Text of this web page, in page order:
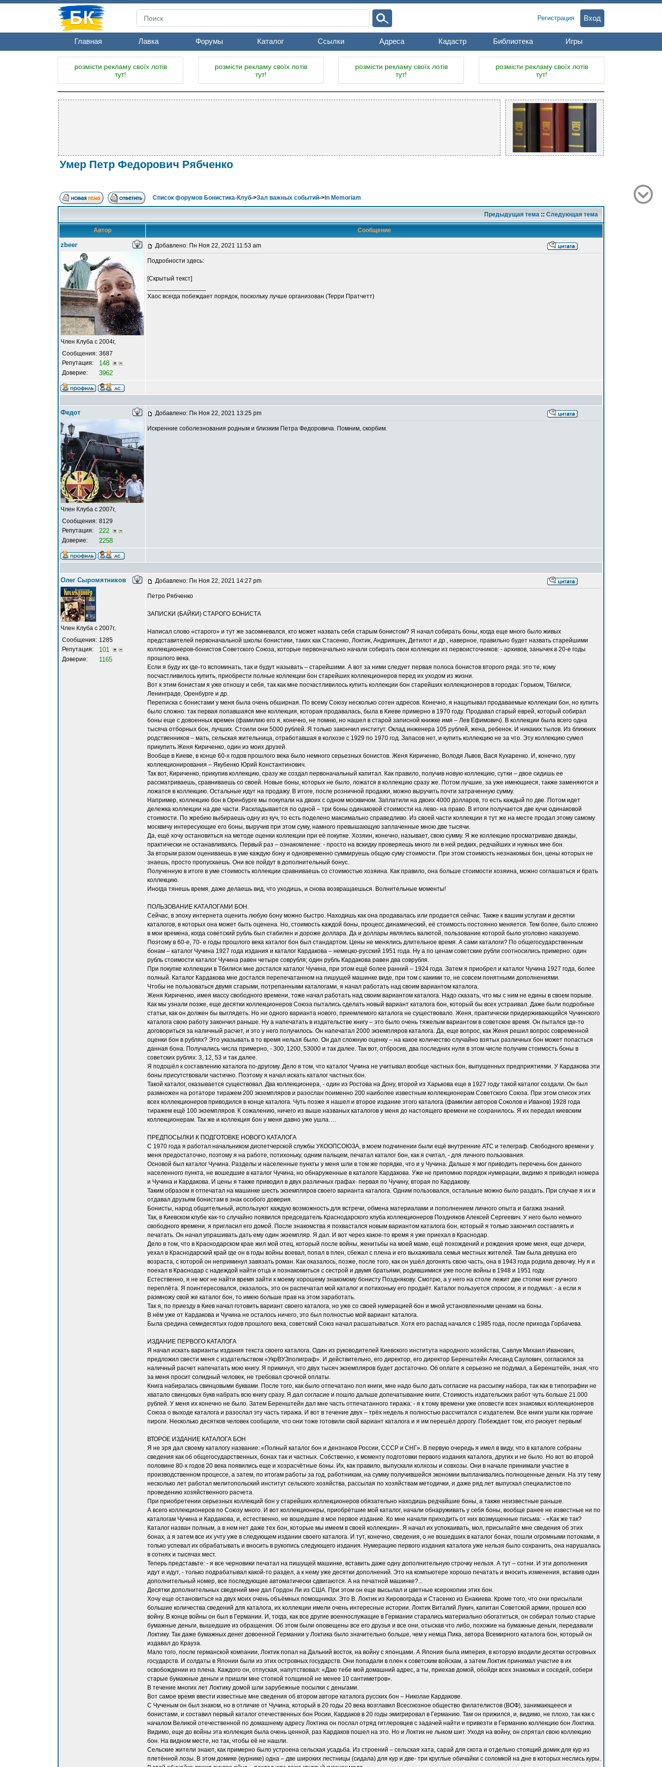
Регистрация Вход
Главная Лавка Форумы Каталог Ссылки Адреса Кадастр Библиотека Игры
розмісти рекламу своїх лотів
тут!
розмісти рекламу своїх лотів
тут!
розмісти рекламу своїх лотів
тут!
розмісти рекламу своїх лотів
тут!
Умер Петр Федорович Рябченко
Список форумов Бонистика-Клуб->Зал важных событий-> In Memoriam
Предыдущая тема :: Следующая тема
Автор Сообщение
zbeer
Член Клуба с 2004г,
Сообщения: 3687
Репутация:
148
Доверие: 3962
Добавлено: Пн Ноя 22, 2021 11:53 am
Подробности здесь:
[Скрытый текст]
Хаос всегда побеждает порядок, поскольку лучше организован (Терри Пратчетт)
Федот
Член Клуба с 2007г,
Сообщения: 8129
Репутация:
222
Доверие: 2258
Добавлено: Пн Ноя 22, 2021 13:25 pm
Искренние соболезнования родным и близким Петра Федоровича. Помним, скорбим.
Олег Сыромятников
Член Клуба с 2007г,
Сообщения: 1285
Репутация:
101
Доверие: 1165
Добавлено: Пн Ноя 22, 2021 14:27 pm
Петро Рябченко
ЗАПИСКИ (БАЙКИ) СТАРОГО БОНИСТА
Написал слово «старого» и тут же засомневался, кто может назвать себя старым бонистом? Я начал собирать боны, когда еще много было живых
представителей первоначальной школы бонистики, таких как Стасенко, Локтик, Андрияшек, Детилот и др., наверное, правильно будет назвать старейшими
коллекционеров-бонистов Советского Союза, которые первоначально начали собирать свои коллекции из первоисточников: - архивов, занычек в 20-е годы
прошлого века.
Если я буду их где-то вспоминать, так и будут называть – старейшими. А вот за ними следует первая полоса бонистов второго ряда: это те, кому
посчастливилось купить, приобрести полные коллекции бон старейших коллекционеров перед их уходом из жизни.
Вот к этим бонистам я уже отношу и себя, так как мне посчастливилось купить коллекции бон старейших коллекционеров в городах: Горьком, Тбилиси,
Ленинграде, Оренбурге и др.
Переписка с бонистами у меня была очень обширная. По всему Союзу несколько сотен адресов. Конечно, я нащупывал продаваемые коллекции бон, но купить
было сложно: так первая попавшаяся мне коллекция, которая продавалась, была в Киеве примерно в 1970 году. Продавал старый еврей, который собирал
боны еще с довоенных времен (фамилию его я, конечно, не помню, но нашел в старой записной книжке имя – Лев Ефимович). В коллекции была всего одна
тысяча отборных бон, лучших. Стоили они 5000 рублей. Я только закончил институт. Оклад инженера 105 рублей, жена, ребенок. И никаких тылов. Из ближних
родственников – мать, сельская жительница, отработавшая в колхозе с 1929 по 1970 год. Запасов нет, и купить коллекцию не за что. Эту коллекцию сумел
прикупить Женя Кириченко, один из моих друзей.
Вообще в Киеве, в конце 60-х годов прошлого века было немного серьезных бонистов. Женя Кириченко, Володя Львов, Вася Кухаренко. И, конечно, гуру
коллекционирования – Якубенко Юрий Константинович.
Так вот, Кириченко, прикупив коллекцию, сразу же создал первоначальный капитал. Как правило, получив новую коллекцию, сутки – двое сидишь ее
рассматриваешь, сравниваешь со своей. Новые боны, которых не было, ложатся в коллекцию сразу же. Потом лучшие, за уже имеющиеся, также заменяются и
ложатся в коллекцию. Остальные идут на продажу. В итоге, после розничной продажи, можно выручить почти затраченную сумму.
Например, коллекцию бон в Оренбурге мы покупали на двоих с одном москвичом. Заплатили на двоих 4000 долларов, то есть каждый по две. Потом идет
дележка коллекции на две части. Раскладывается по одной – три боны одинаковой стоимости на лево- на право. В итоги получается две кучи одинаковой
стоимости. По жребию выбираешь одну из куч, то есть поделено максимально справедливо. Из своей части коллекции я тут же на месте продал этому самому
москвичу интересующие его боны, выручив при этом суму, намного превышающую заплаченные мною две тысячи.
Да, ещё хочу остановиться на методе оценки коллекции при её покупке. Хозяин, конечно, называет, свою сумму. Я же коллекцию просматриваю дважды,
практически не останавливаясь. Первый раз – ознакомление: - просто на вскидку проверяешь много ли в ней редких, редчайших и нужных мне бон.
За вторым разом оцениваешь в уме каждую бону и одновременно суммируешь общую суму стоимости. При этом стоимость незнакомых бон, цены которых не
знаешь, просто пропускаешь. Они все пойдут в дополнительный бонус.
Полученную в итоге в уме стоимость коллекции сравниваешь со стоимостью хозяина. Как правило, она больше стоимости хозяина, можно соглашаться и брать
коллекцию.
Иногда тянешь время, даже делаешь вид, что уходишь, и снова возвращаешься. Волнительные моменты!
ПОЛЬЗОВАНИЕ КАТАЛОГАМИ БОН.
Сейчас, в эпоху интернета оценить любую бону можно быстро. Находишь как она продавалась или продается сейчас. Также к вашим услугам и десятки
каталогов, в которых она может быть оценена. Но, стоимость каждой боны, процесс динамический, её стоимость постоянно меняется. Тем более, было сложно
в мои времена, когда советский рубль был стабилен и дороже доллара. Да и доллары являлись валютой, пользование которой было уголовно наказуемо.
Поэтому в 60-е, 70- е годы прошлого века каталог бон был стандартом. Цены не менялись длительное время. А сами каталоги? По общегосударственным
бонам – каталог Чучина 1927 года издания и каталог Кардакова – немецко-русский 1951 года. Ну а по ценам советские рубли соотносились примерно: один
рубль стоимости каталог Чучина равен четыре соврубля; один рубль Кардакова равен два соврубля.
При покупке коллекции в Тбилиси мне достался каталог Чучина, при этом ещё более ранний – 1924 года. Затем я приобрел и каталог Чучина 1927 года, более
полный. Каталог Кардакова мне достался перепечатанном на пишущей машинке виде, при том с какими то, не совсем понятными дополнениями.
Чтобы не пользоваться двумя старыми, потрепанными каталогами, я начал работать над своим вариантом каталога.
Женя Кириченко, имея массу свободного времени, тоже начал работать над своим вариантом каталога. Надо сказать, что мы с ним не едины в своем порыве.
Как мы узнали позже, еще десятки коллекционеров Союза пытались сделать новый вариант каталога бон, который бы всех устраивал. Даже были подробные
статьи, как он должен бы выглядеть. Но ни одного варианта нового, приемлемого каталога не существовало. Женя, практически придерживающийся Чучинского
каталога свою работу закончил раньше. Ну а напечатать в издательстве книгу – это было очень тяжелым вариантом в советское время. Он пытался где-то
договориться за наличный расчет, и это у него получилось. Он напечатал 2000 экземпляров каталога. Да, еще вопрос, как Женя решил вопрос современной
оценки бон в рублях? Это указывать в то время нельзя было. Он дал сложную оценку – на какое количество случайно взятых различных бон может попасться
данная бона. Получались числа примерно, - 300, 1200, 53000 и так далее. Так вот, отбросив, два последних нуля в этом числе получим стоимость боны в
советских рублях: 3, 12, 53 и так далее.
Я подошёл к составлению каталога по-другому. Дело в том, что каталог Чучина не учитывал вообще частных бон, выпущенных предприятиями. У Кардакова эти
боны присутствовали частично. Поэтому я начал искать каталог частных бон.
Такой каталог, оказывается существовал. Два коллекционера, - один из Ростова на Дону, второй из Харькова еще в 1927 году такой каталог создали. Он был
размножен на ротаторе тиражем 200 экземпляров и разослан поименно 200 наиболее известным коллекционерам Советского Союза. При этом список этих
всех коллекционеров приводился в конце каталога. Чуть позже я нашел и второе издание этого каталога (фамилии авторов Соколов и Иванов) 1928 года
тиражем ещё 100 экземпляров. К сожалению, ничего из выше названых каталогов у меня до настоящего времени не сохранилось. Я их передал киевским
коллекционерам. Так же и коллекция бон у меня давно уже ушла….
ПРЕДПОСЫЛКИ К ПОДГОТОВКЕ НОВОГО КАТАЛОГА
С 1970 года я работал начальником диспетчерской службы УКООПСОЮЗА, в моем подчинении были ещё внутренние АТС и телеграф. Свободного времени у
меня предостаточно, поэтому я на работе, потихоньку, одним пальцем, печатал каталог бон, как я считал, - для личного пользования.
Основой был каталог Чучина. Разделы и населенные пункты у меня шли в том же порядке, что и у Чучина. Дальше я мог приводить перечень бон данного
населенного пункта, не вошедшие в каталог Чучина, но обнаруженные в каталоге Кардакова. Уже не припомню порядок нумерации, видимо я приводил номера
и Чучина и Кардакова. И цены я также приводил в двух различных графах- первая по Чучину, вторая по Кардакову.
Таким образом я отпечатал на машинке шесть экземпляров своего варианта каталога. Одним пользовался, остальные можно было раздать. При случае я их и
отдавал друзьям бонистам в знак особого доверия.
Бонисты, народ общительный, используют каждую возможность для встречи, обмена материалами и пополнением личного опыта и багажа знаний.
Так, в Киевском клубе как-то случайно появился председатель Краснодарского клуба коллекционеров Поздняков Алексей Сергеевич. У него было немного
свободного времени, я пригласил его домой. После знакомства я похвастался новым вариантом каталога бон, который я только закончил составлять и
печатать. Он начал упрашивать дать ему один экземпляр. Я дал. И вот через какое-то время я уже приехал в Краснодар.
Дело в том, что в Краснодарском крае жил мой отец, который после войны, женитьбы на моей маме, ещё похождений и рождения кроме меня, еще дочери,
уехал в Краснодарский край где он в годы войны воевал, попал в плен, сбежал с плена и его выхаживала семья местных жителей. Там была девушка его
возраста, с которой он неприминул завязать роман. Как оказалось, позже, после того, как он ушёл догонять свою часть, она в 1943 года родила девочку. Ну я и
поехал в Краснодар с надеждой найти отца и познакомиться с сестрой и двумя братьями, родившимися уже после войны в 1948 и 1951 году.
Естественно, я не мог не найти время зайти к моему хорошему знакомому бонисту Позднякову. Смотрю, а у него на столе лежит две стопки книг ручного
переплёта. Я поинтересовался, оказалось, это он распечатал мой каталог и потихоньку его продаёт. Каталог пользуется спросом, я и подумал: - а если я
размножу свой же каталог бон, то имею больше прав на этом заработать.
Так я, по приезду в Киев начал готовить вариант своего каталога, но уже со своей нумерацией бон и мной установленными ценами на боны.
В нём уже от Кардакова и Чучина не осталось ничего, это был полностью мой вариант каталога.
Была средина семидесятых годов прошлого века, советский Союз начал расшатываться. Хотя его распад начался с 1985 года, после прихода Горбачева.
ИЗДАНИЕ ПЕРВОГО КАТАЛОГА
Я начал искать варианты издания текста своего каталога. Один из руководителей Киевского института народного хозяйства, Савлук Михаил Иванович,
предложил свести меня с издательством «УкрВУЗполиграф». И действительно, его директор, его директор Беренштейн Алесанд Саулович, согласился за
наличный расчет напечатать мою книгу. Я прикинул, что двух тысяч экземпляров будет достаточно. Об оплате я серьезно не подумал, а Беренштейн, зная, что
за меня просит солидный человек, не требовал срочной оплаты.
Книга набиралась свинцовыми буквами. После того, как было отпечатано пол книги, мне надо было дать согласие на рассыпку набора, так как в типографии не
хватало свинцовых букв набрать всю книгу сразу. Я дал согласие и пошло дальше допечатывание книги. Стоимость издательских работ чуть больше 21.000
рублей. У меня их конечно не было. Затем Беренштейн дал мне часть отпечатанного тиража: - я к тому времени уже оповести всех знакомых коллекционеров
Союза о выходе каталога и разослал эту часть тиража. И вот в течение двух – трёх недель я полностью рассчитался с издателем. Все книги ушли как горячие
пироги. Несколько десятков человек сообщили, что они тоже готовили свой вариант каталога и я им перешёл дорогу. Побеждает том, кто рискует первым!
ВТОРОЕ ИЗДАНИЕ КАТАЛОГА БОН
Я не зря дал своему каталогу название: «Полный каталог бон и дензнаков России, СССР и СНГ». В первую очередь я имел в виду, что в каталоге собраны
сведения как об общегосударственных, бонах так и частных. Собственно, к моменту подготовки первого издания каталога, других и не было. Но вот во второй
половине 80-х годов 20 века появились еще и хозрасчётные боны. Их, как правило, выпускали колхозы и совхозы. Они в начале принимали участие в
производственном процессе, а затем, по итогам работы за год, работникам, на сумму получившейся экономии выплачивались полноценные деньги. На эту тему
несколько лет работал мелитопольский институт сельского хозяйства, рассылая по хозяйствам методички, и даже ряд лет выпускал специалистов по
проведению хозяйственного расчета.
При приобретении серьезных коллекций бон у старейших коллекционеров обязательно находишь редчайшие боны, а также неизвестные раньше.
А всего коллекционеров по Союзу много. И вот коллекционеры, приобрётшие мой каталог, начали обнаруживать у себя боны, вообще ранее не известные ни по
каталогам Чучина и Кардакова, и, естественно, не вошедшие в мое первое издание. Ко мне начали приходить от них возмущенные письма: - «Как же так?
Каталог назван полным, а в нем нет даже тех бон, которые мы имеем в своей коллекции». Я начал их успокаивать, мол, присылайте мне сведения об этих
бонах, а я затем все их учту уже в следующем издании своего каталога. И тут, конечно, сведения, о не вошедших в каталог бонах, пошли огромными потоками, я
только успевал их обрабатывать и вносить в рукопись следующего издания. Нумерацию первого издания каталога уже нельзя было сохранить, она нарушалась
в сотнях и тысячах мест.
Теперь представьте: - я все черновики печатал на пишущей машинке, вставить даже одну дополнительную строчку нельзя. А тут – сотни. И эти дополнения
идут и идут, - только подрабатывал какой-то раздел, а к нему уже десятки дополнений. Это на компьютере хорошо печатать и вносить изменения, вставив один
дополнительный номер, все последующие автоматически сдвигаются. А на печатной машинке?...
Десятки дополнительных сведений мне дал Гордон Ли из США. При этом он еще высылал и цветные ксерокопии этих бон.
Хочу еще остановиться на двух моих очень объёмных помощниках. Это В. Локтик из Кировограда и Стасенко из Енакиева. Кроме того, что они присылали
большие количества сведений для каталога, их коллекции имели очень интересные истории. Локтик Виталий Лукич, капитан Советской армии, прошел всю
войну. В конце войны он был в Германии. И, тогда, как все другие военнослужащие в Германии старались материально обогатиться, он собирал только старые
бумажные деньги, вышедшие из обращения. Об этом были оповещены все его друзья и все они, отыскав что либо, похожие на бумажные деньги, передавали
Локтику. Так даже бумажных денег довоенной Германии у Локтика было значительно больше, чем у немца Пика, автора Всемирного каталога бон, который он
издавал до Крауза.
Мало того, после германской компании, Локтик попал на Дальний восток, на войну с японцами. А Япония была империя, в которую входили десятки островных
государств. И солдаты в Японии были из этих островных государств. Они попадали в плен к советским войскам, а затем Локтик принимал участие в их
освобождении из плена. Каждого он, отпуская, напутствовал: «Даю тебе мой домашний адрес, а ты, приехав домой, обойди всех знакомых и соседей, собери
старые бумажные деньги и пришли мне стопкой толщиной не менее 10 сантиметров».
В течение многих лет Локтику домой шли зарубежные посылки с деньгами.
Вот самое время ввести известные мне сведения об втором авторе каталога русских бон – Николае Кардакове.
С Чученым он был знаком, но в отличие от Чучина, который в 20 годы 20 века возглавил Всесоюзное общество филателистов (ВОФ), занимающееся и
бонистами, и составил первый каталог отечественных бон Росии, Кардаков в 20 годы эмигрировал в Германию. Там он прижился, и, видимо, не плохо, так как с
началом Великой отечественной по домашнему адресу Локтика он послал отряд гитлеровцев с задачей найти и привезти в Германию коллекцию бон Локтика.
Видимо, еще до войны эта коллекция была очень ценной, раз Кардаков пошел на это. Но и Локтик не лыком шит. Уходя на войну, он спрятал свою коллекцию
бон. На видном месте, но так, чтобы её не нашли.
Сельские жители знают, как примерно было устроена сельская усадьба. Из строений – сельская хата, сарай для скота и отдельно стоящий домик для кур из
плетённой лозы. В этом домике (курнике) одна – две широких лестницы (сидала) для кур и две- три круглые обичайки с соломкой на дне в которых неслись куры.